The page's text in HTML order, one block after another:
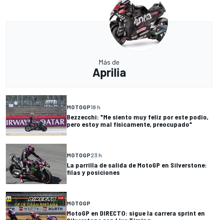
Más de
Aprilia
MOTOGP18 h
Bezzecchi: "Me siento muy feliz por este podio,
pero estoy mal físicamente, preocupado"
MOTOGP23 h
La parrilla de salida de MotoGP en Silverstone:
filas y posiciones
MOTOGP
MotoGP en DIRECTO: sigue la carrera sprint en